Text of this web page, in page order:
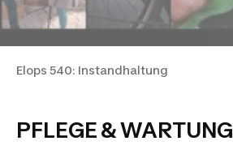
Elops 540: Instandhaltung
PFLEGE & WARTUNG